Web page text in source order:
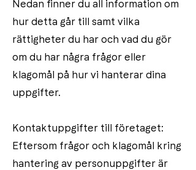
Nedan finner du all information om
hur detta går till samt vilka
rättigheter du har och vad du gör
om du har några frågor eller
klagomål på hur vi hanterar dina
uppgifter.
Kontaktuppgifter till företaget:
Eftersom frågor och klagomål kring
hantering av personuppgifter är